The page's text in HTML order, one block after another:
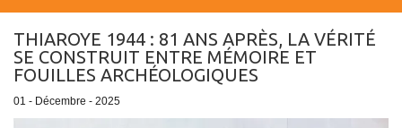
THIAROYE 1944 : 81 ANS APRÈS, LA VÉRITÉ
SE CONSTRUIT ENTRE MÉMOIRE ET
FOUILLES ARCHÉOLOGIQUES
01 - Décembre - 2025